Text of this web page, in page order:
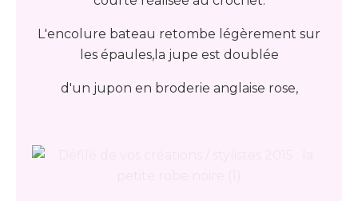
L'encolure bateau retombe légèrement sur
les épaules,la jupe est doublée
d'un jupon en broderie anglaise rose,